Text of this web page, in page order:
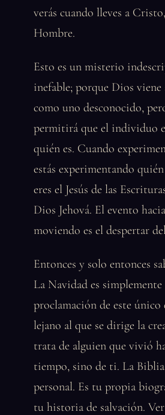
verás cuando lleves a
Hombre.
Esto es un misterio
inefable; porque Dios viene
como uno desconocido,
permitirá que el individuo
quién es. Cuando
estás experimentando
eres el Jesús de las
Dios Jehová. El evento
moviendo es el despertar
Entonces y solo entonces
La Navidad es simplemente
proclamación de este
lejano al que se dirige la
trata de alguien que vivió
tiempo, sino de ti. La
personal. Es tu propia
tu historia de salvación.